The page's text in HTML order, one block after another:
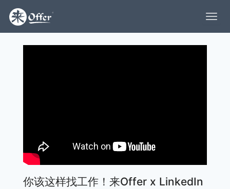
你该这样找工作！来Offer x LinkedIn